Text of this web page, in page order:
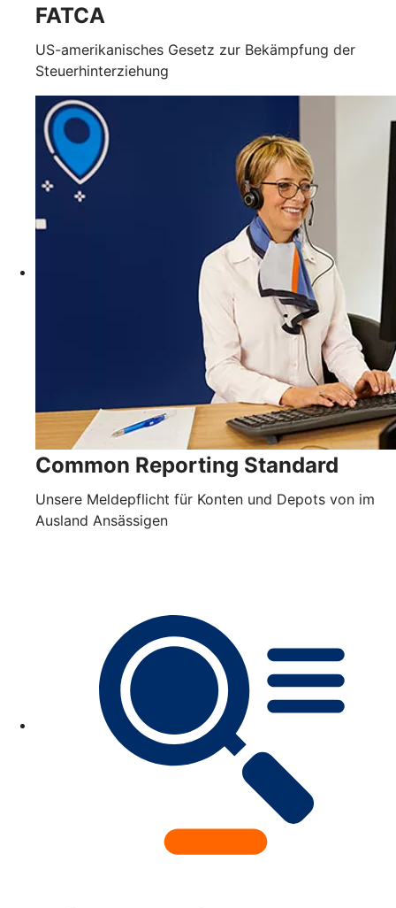
FATCA
US-amerikanisches Gesetz zur Bekämpfung der
Steuerhinterziehung
Common Reporting Standard
Unsere Meldepflicht für Konten und Depots von im
Ausland Ansässigen